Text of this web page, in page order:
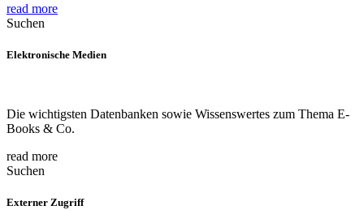
read more
Suchen
Elektronische Medien
Die wichtigsten Datenbanken sowie Wissenswertes zum Thema E-
Books & Co.
read more
Suchen
Externer Zugriff